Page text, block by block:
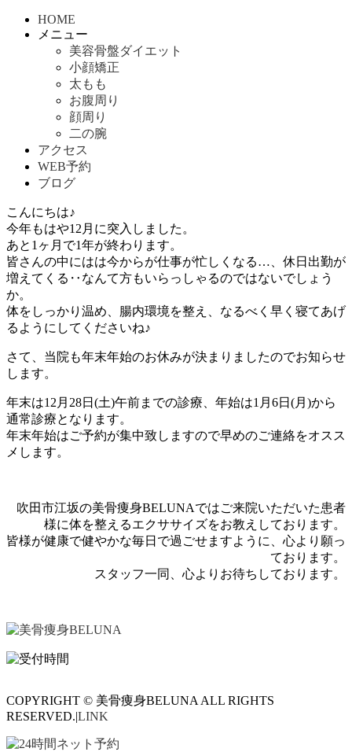
HOME
メニュー
美容骨盤ダイエット
小顔矯正
太もも
お腹周り
顔周り
二の腕
アクセス
WEB予約
ブログ
こんにちは♪
今年もはや12月に突入しました。
あと1ヶ月で1年が終わります。
皆さんの中にはは今からが仕事が忙しくなる…、休日出勤が
増えてくる‥なんて方もいらっしゃるのではないでしょう
か。
体をしっかり温め、腸内環境を整え、なるべく早く寝てあげ
るようにしてくださいね♪
さて、当院も年末年始のお休みが決まりましたのでお知らせ
します。
年末は12月28日(土)午前までの診療、年始は1月6日(月)から
通常診療となります。
年末年始はご予約が集中致しますので早めのご連絡をオスス
メします。
吹田市江坂の美骨痩身BELUNAではご来院いただいた患者
様に体を整えるエクササイズをお教えしております。
皆様が健康で健やかな毎日で過ごせますように、心より願っ
ております。
スタッフ一同、心よりお待ちしております。
COPYRIGHT © 美骨痩身BELUNA ALL RIGHTS
RESERVED.|LINK